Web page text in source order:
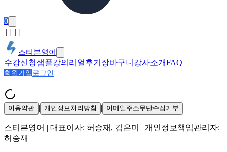
0
스티븐영어
수강신청샘플강의 리얼후기 장바구니 강사소개FAQ
회원가입 로그인
이용약관 | 개인정보처리방침 | 이메일주소무단수집거부
스티븐영어 | 대표이사: 허승재, 김은미
| 개인정보책임관리자:
허승재